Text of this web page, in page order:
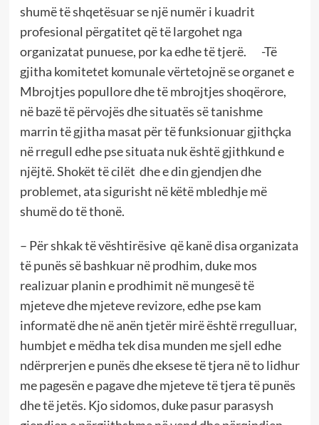
shumë të shqetësuar se një numër i kuadrit
profesional përgatitet që të largohet nga
organizatat punuese, por ka edhe të tjerë. -Të
gjitha komitetet komunale vërtetojnë se organet e
Mbrojtjes popullore dhe të mbrojtjes shoqërore,
në bazë të përvojës dhe situatës së tanishme
marrin të gjitha masat për të funksionuar gjithçka
në rregull edhe pse situata nuk është gjithkund e
njëjtë. Shokët të cilët dhe e din gjendjen dhe
problemet, ata sigurisht në këtë mbledhje më
shumë do të thonë.
– Për shkak të vështirësive që kanë disa organizata
të punës së bashkuar në prodhim, duke mos
realizuar planin e prodhimit në mungesë të
mjeteve dhe mjeteve revizore, edhe pse kam
informatë dhe në anën tjetër mirë është rregulluar,
humbjet e mëdha tek disa munden me sjell edhe
ndërprerjen e punës dhe eksese të tjera në to lidhur
me pagesën e pagave dhe mjeteve të tjera të punës
dhe të jetës. Kjo sidomos, duke pasur parasysh